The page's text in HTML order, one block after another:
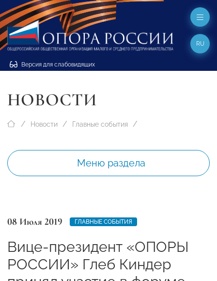
Версия для слабовидящих
RU
НОВОСТИ
Новости Главные события
Меню раздела
08 Июля 2019 ГЛАВНЫЕ СОБЫТИЯ
Вице-президент «ОПОРЫ
РОССИИ» Глеб Киндер